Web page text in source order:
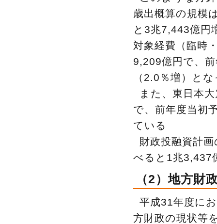
歳出概算の規模
と3兆7,443億円
対象経費（臨時
9,209億円で、
（2.0％増）と
また、東日本
で、前年度当初
ている
財政投融資計
べると1兆3,437
（2）地方財
平成31年度に
方財政の現状等